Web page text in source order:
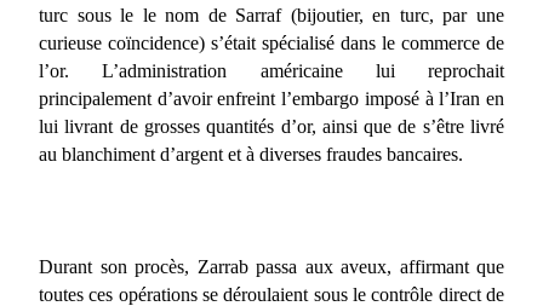
turc sous le le nom de Sarraf (bijoutier, en turc, par une
curieuse coïncidence) s’était spécialisé dans le commerce de
l’or. L’administration américaine lui reprochait
principalement d’avoir enfreint l’embargo imposé à l’Iran en
lui livrant de grosses quantités d’or, ainsi que de s’être livré
au blanchiment d’argent et à diverses fraudes bancaires.
Durant son procès, Zarrab passa aux aveux, affirmant que
toutes ces opérations se déroulaient sous le contrôle direct de